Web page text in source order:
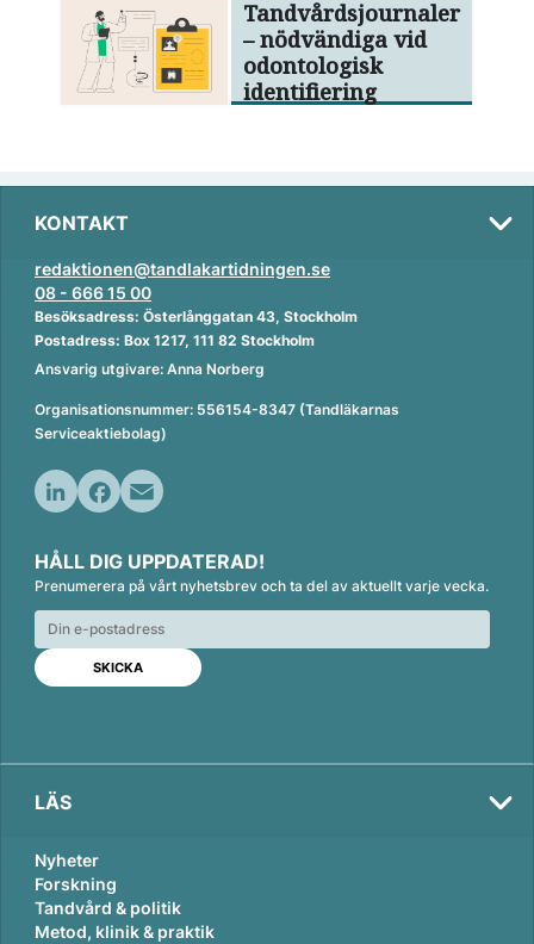
Tandvårdsjournaler
– nödvändiga vid
odontologisk
identifiering
KONTAKT
redaktionen@tandlakartidningen.se
08 - 666 15 00
Besöksadress: Österlånggatan 43, Stockholm
Postadress: Box 1217, 111 82 Stockholm
Ansvarig utgivare: Anna Norberg
Organisationsnummer: 556154-8347 (Tandläkarnas
Serviceaktiebolag)
n
k
e
d
n
c
e
b
o
o
k
a
i
l
HÅLL DIG UPPDATERAD!
Prenumerera på vårt nyhetsbrev och ta del av aktuellt varje vecka.
LÄS
Nyheter
Forskning
Tandvård & politik
Metod, klinik & praktik